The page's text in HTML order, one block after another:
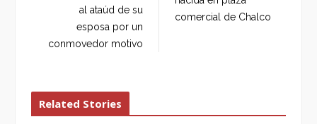
o
k
r
+
I
n
al ataúd de su
esposa por un
conmovedor motivo
comercial de Chalco
Related Stories